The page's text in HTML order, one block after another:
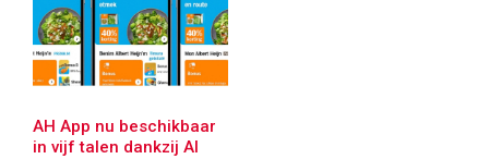
AH App nu beschikbaar
in vijf talen dankzij AI